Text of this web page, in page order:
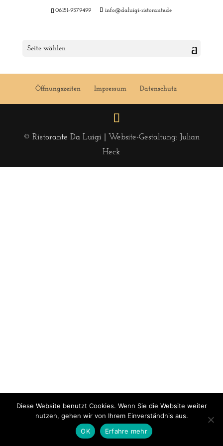
06151-9579499 info@daluigi-ristorante.de
Seite wählen
Öffnungszeiten Impressum Datenschutz
© Ristorante Da Luigi |
Website-Gestaltung: Julian
Heck
Diese Website benutzt Cookies. Wenn Sie die Website weiter
nutzen, gehen wir von Ihrem Einverständnis aus.
OK
Erfahre mehr